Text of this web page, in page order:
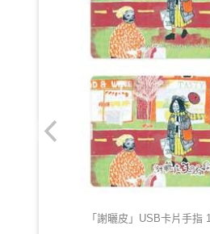
「謝曬皮」USB卡片手指